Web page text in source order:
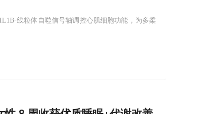
线粒体自噬信号轴调控心肌细胞功能，为多柔